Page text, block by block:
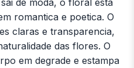
romantica e poetica. O
claras e transparencia,
das flores. O
em degrade e estampa